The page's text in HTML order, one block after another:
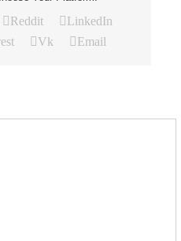
Reddit
LinkedIn
Vk Email